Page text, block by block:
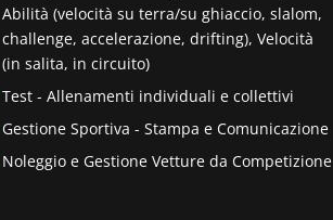
Abilità (velocità su terra/su ghiaccio, slalom,
challenge, accelerazione, drifting), Velocità
(in salita, in circuito)
Test - Allenamenti individuali e collettivi
Gestione Sportiva - Stampa e Comunicazione
Noleggio e Gestione Vetture da Competizione